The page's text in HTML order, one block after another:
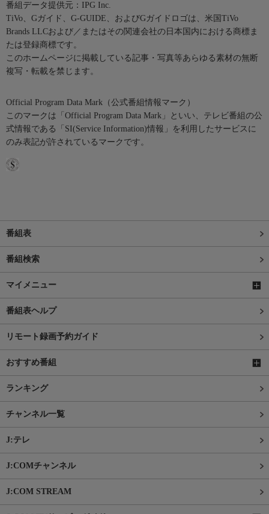
番組データ提供元：IPG Inc.
TiVo、Gガイド、G-GUIDE、およびGガイドロゴは、米国TiVo
Brands LLCおよび／またはその関連会社の日本国内における商標ま
たは登録商標です。
このホームページに掲載している記事・写真等あらゆる素材の無断
複写・転載を禁じます。
Official Program Data Mark（公式番組情報マーク）
このマークは「Official Program Data Mark」といい、テレビ番組の公
式情報である「SI(Service Information)情報」を利用したサービスに
のみ表記が許されているマークです。
番組表
番組検索
マイメニュー
番組表ヘルプ
リモート録画予約ガイド
おすすめ番組
ランキング
チャンネル一覧
J:テレ
J:COMチャンネル
J:COM STREAM